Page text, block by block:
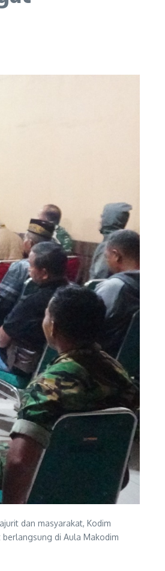
dan masyarakat, Kodim
di Aula Makodim